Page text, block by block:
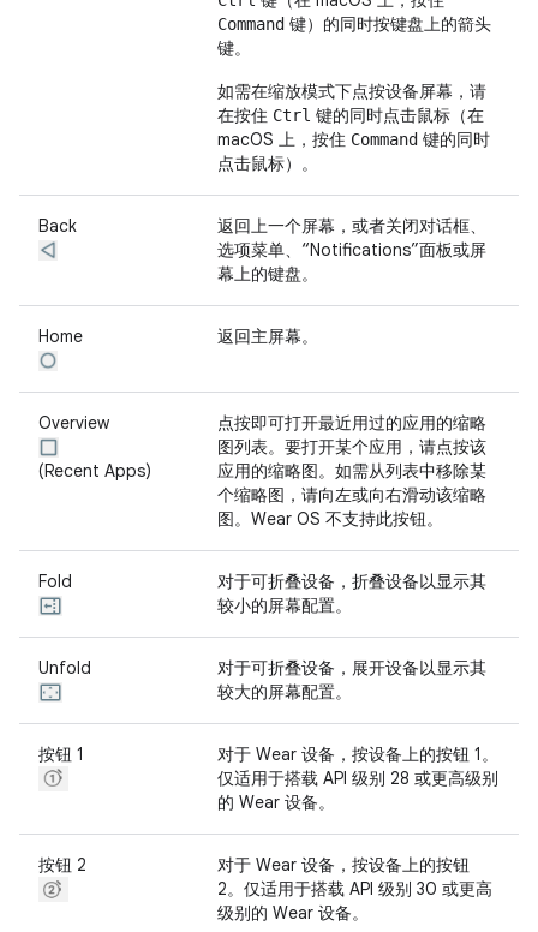
Command 键）的同时按键盘上的箭头
键。
如需在缩放模式下点按设备屏幕，请
在按住 Ctrl 键的同时点击鼠标（在
macOS 上，按住 Command 键的同时
点击鼠标）。
Back
返回上一个屏幕，或者关闭对话框、
选项菜单、“Notifications”面板或屏
幕上的键盘。
Home 返回主屏幕。
Overview
(Recent Apps)
点按即可打开最近用过的应用的缩略
图列表。要打开某个应用，请点按该
应用的缩略图。如需从列表中移除某
个缩略图，请向左或向右滑动该缩略
图。Wear OS 不支持此按钮。
Fold
对于可折叠设备，折叠设备以显示其
较小的屏幕配置。
Unfold
对于可折叠设备，展开设备以显示其
较大的屏幕配置。
按钮 1
对于 Wear 设备，按设备上的按钮 1。
仅适用于搭载 API 级别 28 或更高级别
的 Wear 设备。
按钮 2
对于 Wear 设备，按设备上的按钮
2。仅适用于搭载 API 级别 30 或更高
级别的 Wear 设备。